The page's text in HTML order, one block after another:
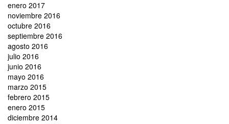
enero 2017
noviembre 2016
octubre 2016
septiembre 2016
agosto 2016
julio 2016
junio 2016
mayo 2016
marzo 2015
febrero 2015
enero 2015
diciembre 2014